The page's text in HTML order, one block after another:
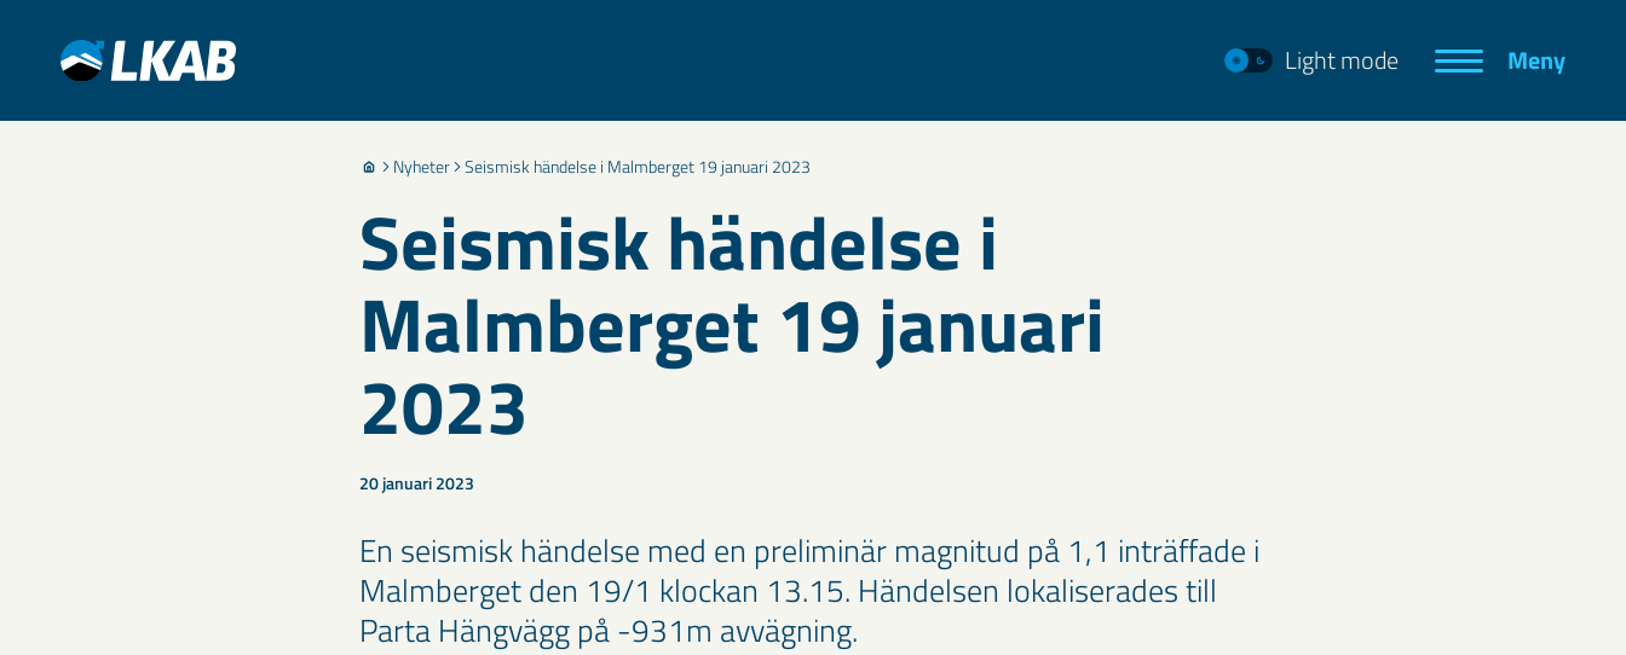
Light mode Meny
Nyheter Seismisk händelse i Malmberget 19 januari 2023
Seismisk händelse i
Malmberget 19 januari
2023
20 januari 2023
En seismisk händelse med en preliminär magnitud på 1,1 inträffade i
Malmberget den 19/1 klockan 13.15. Händelsen lokaliserades till
Parta Hängvägg på -931m avvägning.